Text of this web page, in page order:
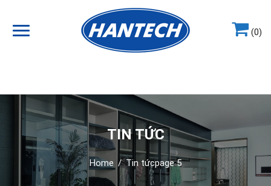
(0)
TIN TỨC
Home / Tin tứcpage 5